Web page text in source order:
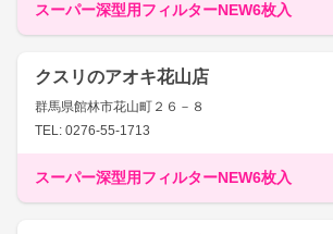
スーパー深型用フィルターNEW6枚入
クスリのアオキ花山店
群馬県館林市花山町２６－８
TEL: 0276-55-1713
スーパー深型用フィルターNEW6枚入